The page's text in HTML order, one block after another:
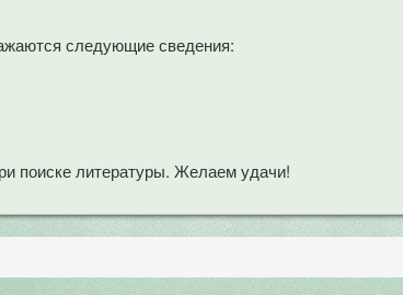
следующие сведения:
поиске литературы. Желаем удачи!